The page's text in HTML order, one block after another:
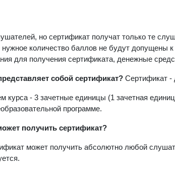
но сертификат получат только те
количество баллов не будут допущены к
для получения сертификата, денежные
собой сертификат? Сертификат -
курса - 3 зачетные единицы (1 зачетная
программе.
получить сертификат?
может получить абсолютно любой